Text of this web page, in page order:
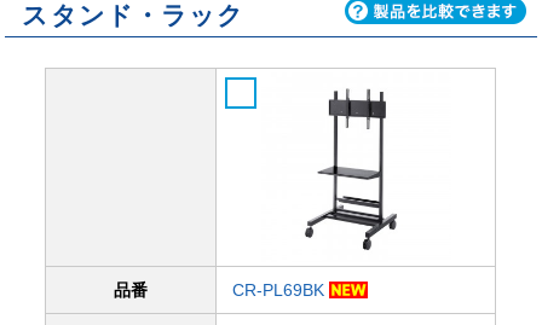
スタンド・ラック
品番 CR-PL69BK